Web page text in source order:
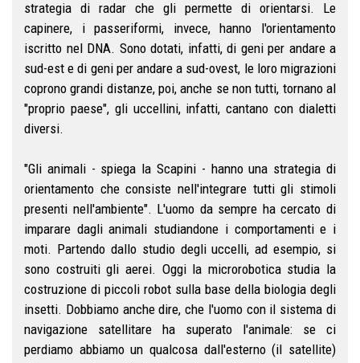
strategia di radar che gli permette di orientarsi. Le
capinere, i passeriformi, invece, hanno l'orientamento
iscritto nel DNA. Sono dotati, infatti, di geni per andare a
sud-est e di geni per andare a sud-ovest, le loro migrazioni
coprono grandi distanze, poi, anche se non tutti, tornano al
"proprio paese", gli uccellini, infatti, cantano con dialetti
diversi.
"Gli animali - spiega la Scapini - hanno una strategia di
orientamento che consiste nell'integrare tutti gli stimoli
presenti nell'ambiente". L'uomo da sempre ha cercato di
imparare dagli animali studiandone i comportamenti e i
moti. Partendo dallo studio degli uccelli, ad esempio, si
sono costruiti gli aerei. Oggi la microrobotica studia la
costruzione di piccoli robot sulla base della biologia degli
insetti. Dobbiamo anche dire, che l'uomo con il sistema di
navigazione satellitare ha superato l'animale: se ci
perdiamo abbiamo un qualcosa dall'esterno (il satellite)